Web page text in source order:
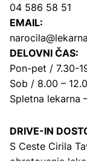
04 586 58 51
EMAIL:
DELOVNI ČAS:
Pon-pet / 7.30-
Sob / 8.00 –
Spletna lekarna
DRIVE-IN
S Ceste Cirila